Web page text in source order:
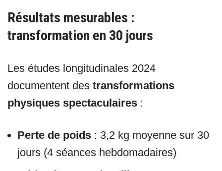
Résultats mesurables :
transformation en 30 jours
Les études longitudinales 2024
documentent des transformations
physiques spectaculaires :
Perte de poids : 3,2 kg moyenne sur 30
jours (4 séances hebdomadaires)